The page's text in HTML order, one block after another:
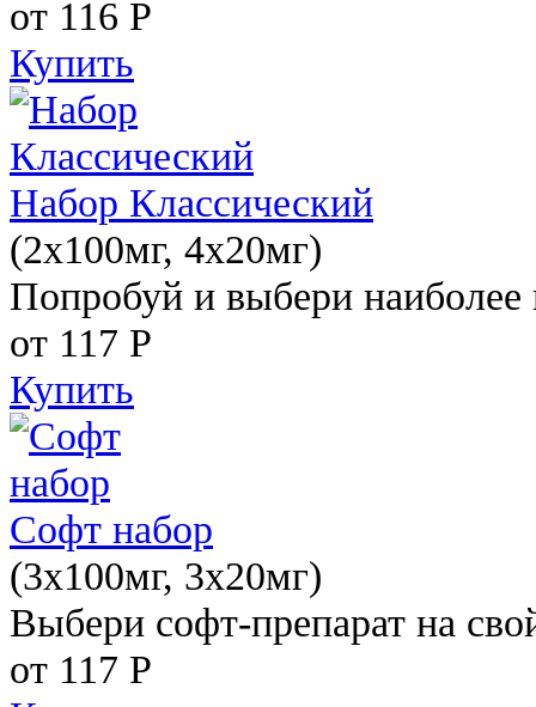
от 116 Р
Купить
Набор Классический
(2x100мг, 4x20мг)
Попробуй и выбери наиболее
от 117 Р
Купить
Софт набор
(3x100мг, 3x20мг)
Выбери софт-препарат на
от 117 Р